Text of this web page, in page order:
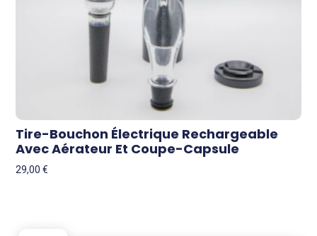
Tire-Bouchon Électrique Rechargeable
Avec Aérateur Et Coupe-Capsule
29,00€